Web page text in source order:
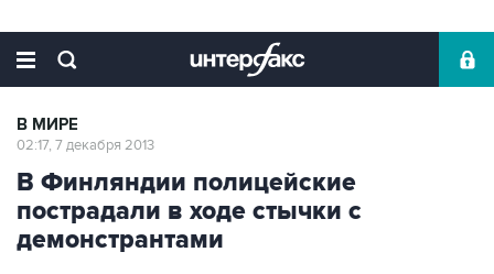
В МИРЕ
02:17, 7 декабря 2013
В Финляндии полицейские
пострадали в ходе стычки с
демонстрантами